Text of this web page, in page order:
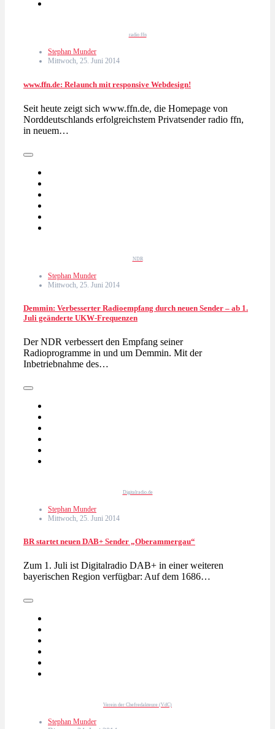
radio ffn
Stephan Munder
Mittwoch, 25. Juni 2014
www.ffn.de: Relaunch mit responsive Webdesign!
Seit heute zeigt sich www.ffn.de, die Homepage von
Norddeutschlands erfolgreichstem Privatsender radio ffn,
in neuem…
NDR
Stephan Munder
Mittwoch, 25. Juni 2014
Demmin: Verbesserter Radioempfang durch neuen Sender – ab 1.
Juli geänderte UKW-Frequenzen
Der NDR verbessert den Empfang seiner
Radioprogramme in und um Demmin. Mit der
Inbetriebnahme des…
Digitalradio.de
Stephan Munder
Mittwoch, 25. Juni 2014
BR startet neuen DAB+ Sender „Oberammergau“
Zum 1. Juli ist Digitalradio DAB+ in einer weiteren
bayerischen Region verfügbar: Auf dem 1686…
Verein der Chefredakteure (VdC)
Stephan Munder